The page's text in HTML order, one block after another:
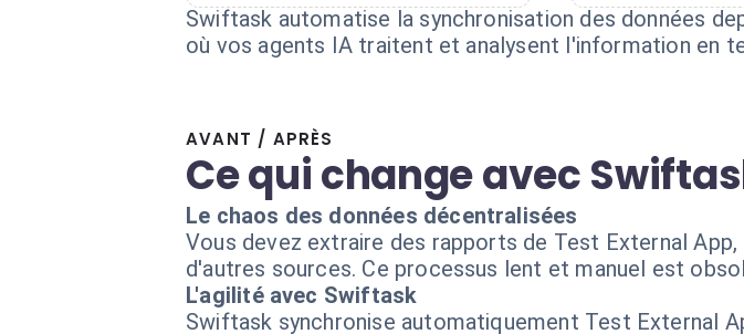
Swiftask automatise la synchronisation des données
où vos agents IA traitent et analysent l'information en
AVANT / APRÈS
Ce qui change avec
Le chaos des données décentralisées
Vous devez extraire des rapports de Test External
d'autres sources. Ce processus lent et manuel est
L'agilité avec Swiftask
Swiftask synchronise automatiquement Test External